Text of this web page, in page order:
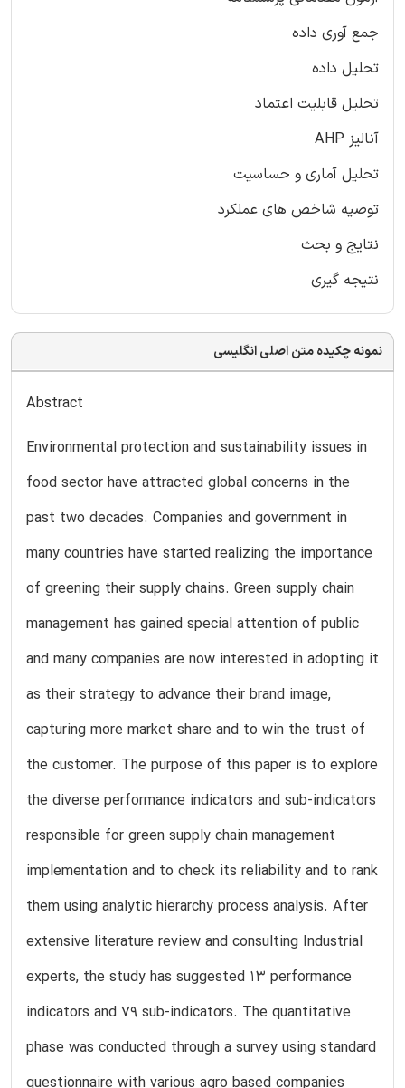
جمع آوری داده
تحلیل داده
تحلیل قابلیت اعتماد
آنالیز AHP
تحلیل آماری و حساسیت
توصیه شاخص های عملکرد
نتایج و بحث
نتیجه گیری
نمونه چکیده متن اصلی انگلیسی
Abstract
Environmental protection and sustainability issues in
food sector have attracted global concerns in the
past two decades. Companies and government in
many countries have started realizing the importance
of greening their supply chains. Green supply chain
management has gained special attention of public
and many companies are now interested in adopting it
as their strategy to advance their brand image,
capturing more market share and to win the trust of
the customer. The purpose of this paper is to explore
the diverse performance indicators and sub-indicators
responsible for green supply chain management
implementation and to check its reliability and to rank
them using analytic hierarchy process analysis. After
extensive literature review and consulting Industrial
experts, the study has suggested 13 performance
indicators and 79 sub-indicators. The quantitative
phase was conducted through a survey using standard
questionnaire with various agro based companies